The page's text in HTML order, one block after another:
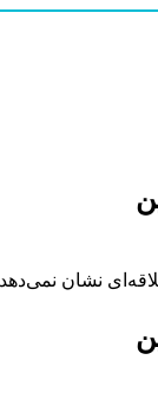
نشان